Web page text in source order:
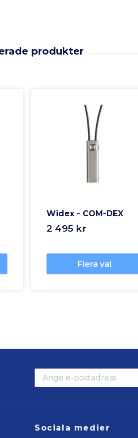
Widex - COM-DEX
2 495 kr
Flera val
Sociala medier